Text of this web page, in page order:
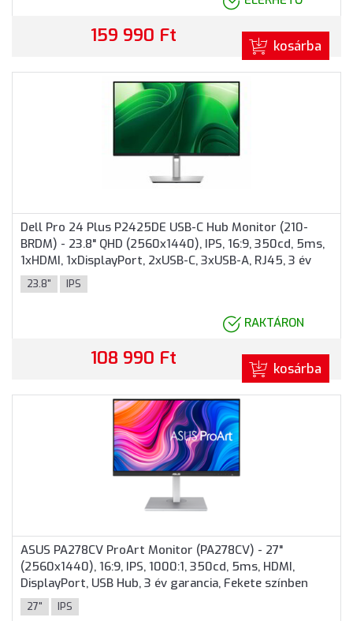
159 990 Ft kosárba
Dell Pro 24 Plus P2425DE USB-C Hub Monitor (210-
BRDM) - 23.8" QHD (2560x1440), IPS, 16:9, 350cd, 5ms,
1xHDMI, 1xDisplayPort, 2xUSB-C, 3xUSB-A, RJ45, 3 év
garancia, Fekete-ezüst színben
23.8" IPS
RAKTÁRON
108 990 Ft kosárba
ASUS PA278CV ProArt Monitor (PA278CV) - 27"
(2560x1440), 16:9, IPS, 1000:1, 350cd, 5ms, HDMI,
DisplayPort, USB Hub, 3 év garancia, Fekete színben
27" IPS